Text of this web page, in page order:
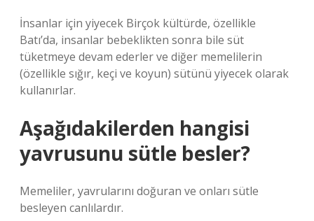
İnsanlar için yiyecek Birçok kültürde, özellikle
Batı’da, insanlar bebeklikten sonra bile süt
tüketmeye devam ederler ve diğer memelilerin
(özellikle sığır, keçi ve koyun) sütünü yiyecek olarak
kullanırlar.
Aşağıdakilerden hangisi
yavrusunu sütle besler?
Memeliler, yavrularını doğuran ve onları sütle
besleyen canlılardır.